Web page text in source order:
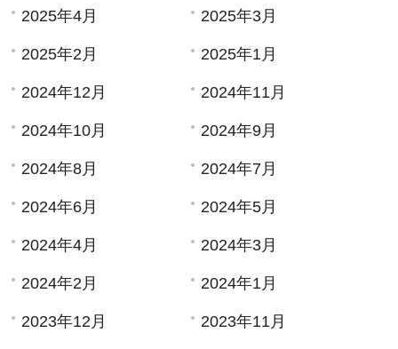
2025年4月 2025年3月
2025年2月 2025年1月
2024年12月 2024年11月
2024年10月 2024年9月
2024年8月 2024年7月
2024年6月 2024年5月
2024年4月 2024年3月
2024年2月 2024年1月
2023年12月 2023年11月